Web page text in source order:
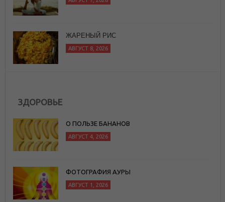
ЗДОРОВЬЕ
О ПОЛЬЗЕ БАНАНОВ
АВГУСТ 4, 2026
ФОТОГРАФИЯ АУРЫ
АВГУСТ 1, 2026